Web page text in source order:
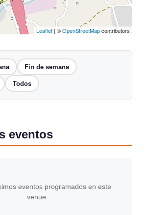
Leaflet | ©OpenStreetMapcontributors
Fin de semana
Todos
eventos
eventos programados en este
venue.